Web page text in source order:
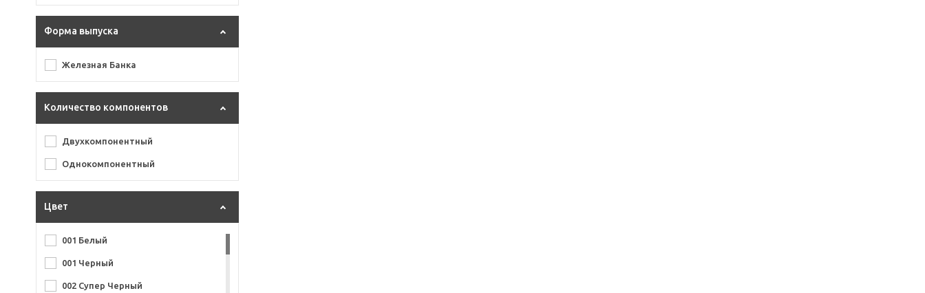
900 г
Форма выпуска
Железная Банка
Количество компонентов
Двухкомпонентный
Однокомпонентный
Цвет
001 Белый
001 Черный
002 Супер Черный